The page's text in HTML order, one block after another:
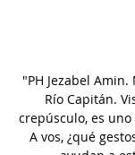
"PH Jezabel
Río Capitán.
crepúsculo, es
A vos, ¿qué